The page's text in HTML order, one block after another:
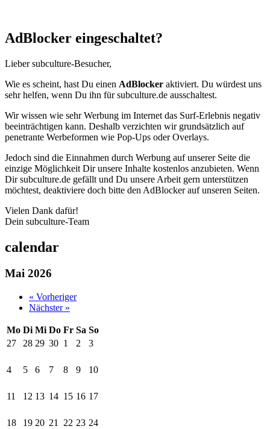
AdBlocker eingeschaltet?
Lieber subculture-Besucher,
Wie es scheint, hast Du einen AdBlocker aktiviert. Du würdest uns
sehr helfen, wenn Du ihn für subculture.de ausschaltest.
Wir wissen wie sehr Werbung im Internet das Surf-Erlebnis negativ
beeinträchtigen kann. Deshalb verzichten wir grundsätzlich auf
penetrante Werbeformen wie Pop-Ups oder Overlays.
Jedoch sind die Einnahmen durch Werbung auf unserer Seite die
einzige Möglichkeit Dir unsere Inhalte kostenlos anzubieten. Wenn
Dir subculture.de gefällt und Du unsere Arbeit gern unterstützen
möchtest, deaktiviere doch bitte den AdBlocker auf unseren Seiten.
Vielen Dank dafür!
Dein subculture-Team
calendar
Mai 2026
« Vorheriger
Nächster »
Mo Di Mi Do Fr Sa So
27
28 29 30 1 2 3
4 5 6 7 8 9 10
11 12 13 14 15 16 17
18 19 20 21 22 23 24